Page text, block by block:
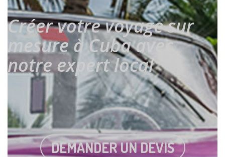
Créer votre voyage sur
mesure à Cuba avec
notre expert local
DEMANDER UN DEVIS